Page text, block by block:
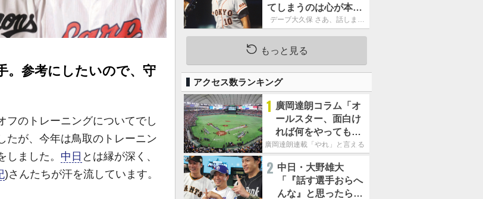
。参考にしたいので、守
のトレーニングについてでし
たが、今年は鳥取のトレーニン
ました。 中日 とは縁が深く、
)さんたちが汗を流しています。
てしまうのは心が本当
に純粋だからなので
デーブ大久保 さあ、話しまし
ょう！
もっと見る
アクセス数ランキング
1 廣岡達朗コラム「オ
ールスター、面白け
れば何をやってもい
いという発想は大間
廣岡達朗連載「やれ」と言える信念
2 中日・大野雄大
「『話す選手おらへ
んな』と思ったら坂